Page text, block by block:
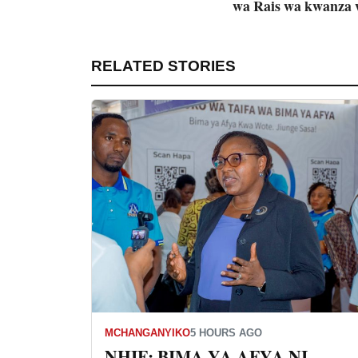
wa Rais wa
RELATED STORIES
MCHANGANYIKO5 HOURS AGO